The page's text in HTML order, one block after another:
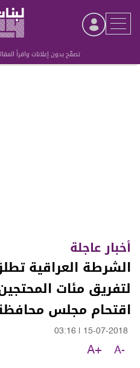
تصفّح بدون إعلانات واقرأ
أخبار عاجلة
الشرطة العراقية
لتفريق مئات
اقتحام مجلس محافظة
15-07-2018
03:16
A-
A+